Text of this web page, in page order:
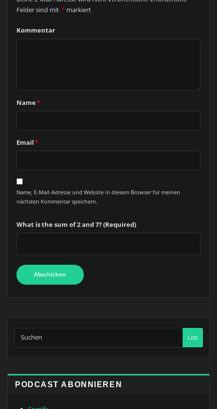
Felder sind mit * markiert
Kommentar
Name*
Email*
Name, E-Mail-Adresse und Website in diesem Browser für meinen
nächsten Kommentar speichern.
What is the sum of 2 and 7? (Required)
Los
PODCAST ABONNIEREN